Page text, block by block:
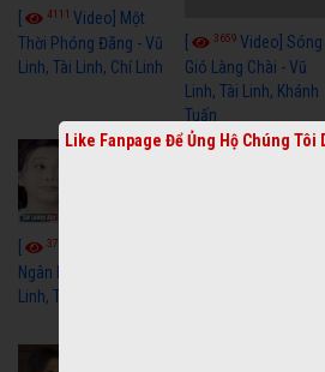
4111 Video] Một
Thời Phóng Đãng - Vũ
Linh, Tài Linh, Chí Linh
3659Video] Sóng
Gió Làng Chài - Vũ
Linh, Tài Linh, Khánh
Tuấn
3770
Ngân Hà - Vũ Linh, Tài
Linh, Thoại Mỹ
Like Fanpage Để Ủng Hộ Chúng Tôi